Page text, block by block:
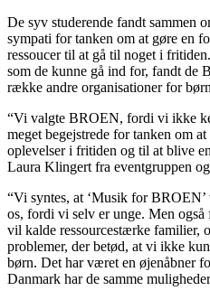
De syv studerende fandt sammen
sympati for tanken om at gøre en
ressoucer til at gå til noget i
som de kunne gå ind for, fandt de
række andre organisationer for
“Vi valgte BROEN, fordi vi ikke
meget begejstrede for tanken om
oplevelser i fritiden og til at blive
Laura Klingert fra eventgruppen
“Vi syntes, at ‘Musik for
os, fordi vi selv er unge. Men
vil kalde ressourcestærke familier,
problemer, der betød, at vi ikke
børn. Det har været en øjenåbner
Danmark har de samme